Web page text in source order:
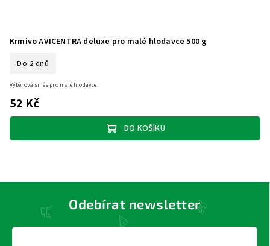
Krmivo AVICENTRA deluxe pro malé hlodavce 500 g
Do 2 dnů
52 Kč
DO KOŠÍKU
Výběrová směs pro malé hlodavce.
Odebírat newsletter